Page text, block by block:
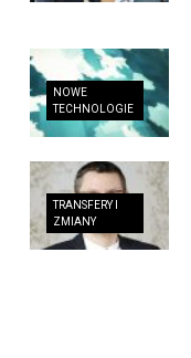
NOWE
TECHNOLOGIE
TRANSFERY I
ZMIANY